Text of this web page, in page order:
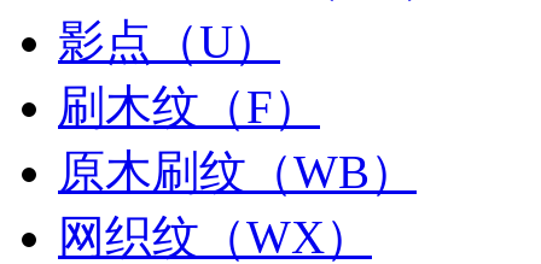
影点（U）
刷木纹（F）
原木刷纹（WB）
网织纹（WX）